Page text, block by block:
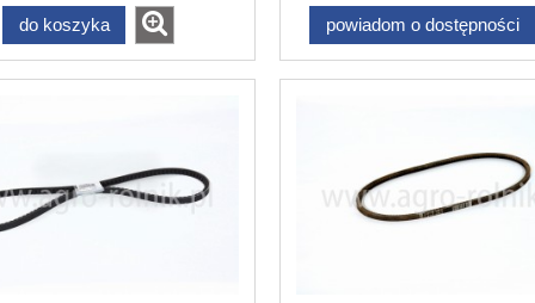
do koszyka powiadom o dostępności